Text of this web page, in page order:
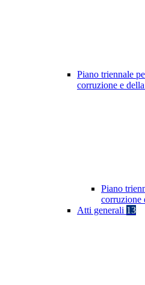
Piano triennale
corruzione e
Piano
corruzione
Atti generali 13